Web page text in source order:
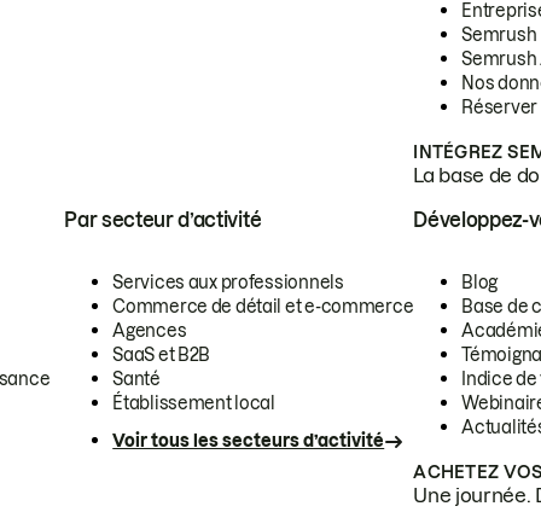
Semrush
Semrush
Nos
INTÉGREZ
La base de
Par secteur d’activité
Services aux professionnels
Commerce de détail et e-commerce
Agences
SaaS et B2B
Santé
Établissement local
Voir tous les secteurs d’activité
Développez-
Blog
Base de
Indice
ACHETEZ
Une journée.